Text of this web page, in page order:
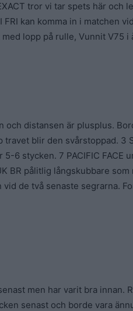
tror vi tar spets här och
FRI kan komma in i matchen
med lopp på rulle, Vunnit V75
och distansen är plusplus.
blir den svårstoppad. 3
6 stycken. 7 PACIFIC FACE
BR pålitlig långskubbare
vid de två senaste segrarna.
men har varit bra innan.
senast och borde vara